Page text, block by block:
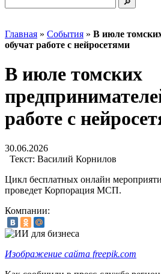
Главная » События » В июле
обучат работе с нейросетями
В июле томских
работе с
30.06.2026
Текст: Василий Корнилов
Цикл бесплатных онлайн
проведет Корпорация МСП.
Компании:
Изображение сайта freepik.com